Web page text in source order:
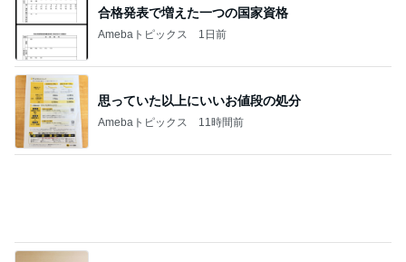
Amebaトピックス